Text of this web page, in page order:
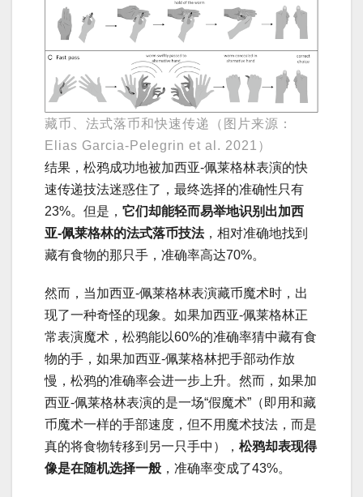
藏币、法式落币和快速传递（图片来源：
Elias Garcia-Pelegrin et al. 2021）
结果，松鸦成功地被加西亚-佩莱格林表演的快
速传递技法迷惑住了，最终选择的准确性只有
23%。但是， 它们却能轻而易举地识别出加西
亚-佩莱格林的法式落币技法，相对准确地找到
藏有食物的那只手，准确率高达70%。
然而，当加西亚-佩莱格林表演藏币魔术时，出
现了一种奇怪的现象。如果加西亚-佩莱格林正
常表演魔术，松鸦能以60%的准确率猜中藏有食
物的手，如果加西亚-佩莱格林把手部动作放
慢，松鸦的准确率会进一步上升。然而，如果加
西亚-佩莱格林表演的是一场“假魔术”（即用和藏
币魔术一样的手部速度，但不用魔术技法，而是
真的将食物转移到另一只手中）， 松鸦却表现得
像是在随机选择一般 ，准确率变成了43%。